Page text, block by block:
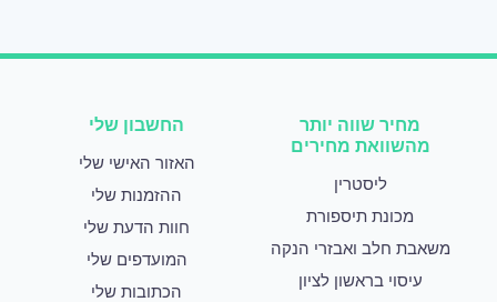
מחיר שווה יותר
מהשוואת מחירים
ליסטרין
מכונת תיספורת
משאבת חלב ואבזרי הנקה
עיסוי בראשון לציון
החשבון שלי
האזור האישי שלי
ההזמנות שלי
חוות הדעת שלי
המועדפים שלי
הכתובות שלי